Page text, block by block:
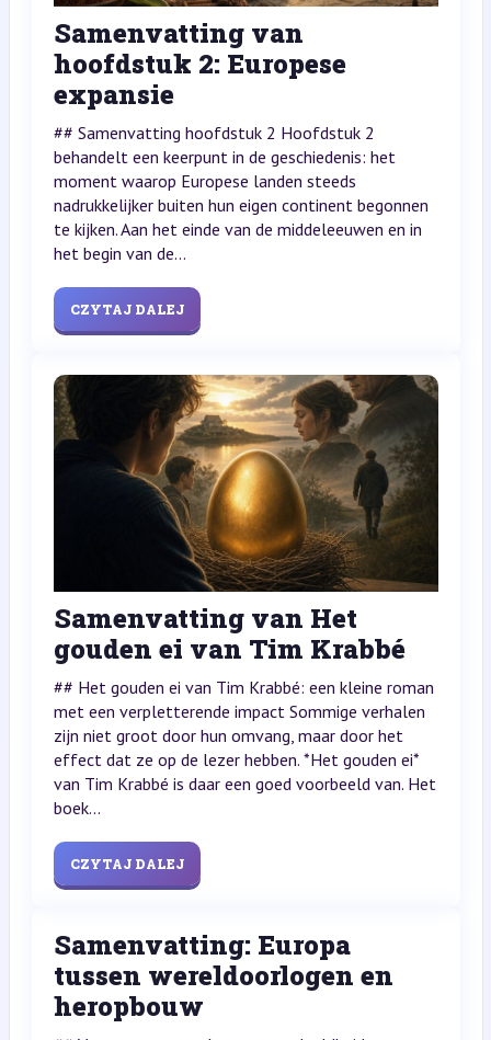
Samenvatting van
hoofdstuk 2: Europese
expansie
## Samenvatting hoofdstuk 2 Hoofdstuk 2
behandelt een keerpunt in de geschiedenis: het
moment waarop Europese landen steeds
nadrukkelijker buiten hun eigen continent begonnen
te kijken. Aan het einde van de middeleeuwen en in
het begin van de...
CZYTAJ DALEJ
Samenvatting van Het
gouden ei van Tim Krabbé
## Het gouden ei van Tim Krabbé: een kleine roman
met een verpletterende impact Sommige verhalen
zijn niet groot door hun omvang, maar door het
effect dat ze op de lezer hebben. *Het gouden ei*
van Tim Krabbé is daar een goed voorbeeld van. Het
boek...
CZYTAJ DALEJ
Samenvatting: Europa
tussen wereldoorlogen en
heropbouw